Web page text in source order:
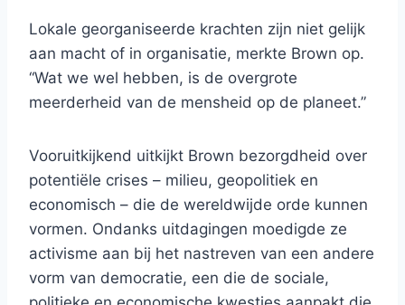
Lokale georganiseerde krachten zijn niet gelijk
aan macht of in organisatie, merkte Brown op.
“Wat we wel hebben, is de overgrote
meerderheid van de mensheid op de planeet.”
Vooruitkijkend uitkijkt Brown bezorgdheid over
potentiële crises – milieu, geopolitiek en
economisch – die de wereldwijde orde kunnen
vormen. Ondanks uitdagingen moedigde ze
activisme aan bij het nastreven van een andere
vorm van democratie, een die de sociale,